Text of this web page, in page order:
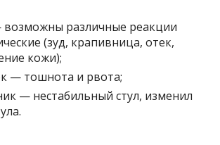
различные реакции
(зуд, крапивница, отек,
кожи);
— тошнота и рвота;
— нестабильный стул, изменил